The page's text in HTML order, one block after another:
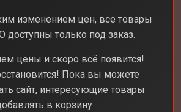
изменением цен, все товары
только под заказ.
цены и скоро всё появится!
Пока вы можете
сайт, интересующие товары
в корзину